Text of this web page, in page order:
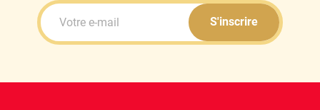
S'inscrire